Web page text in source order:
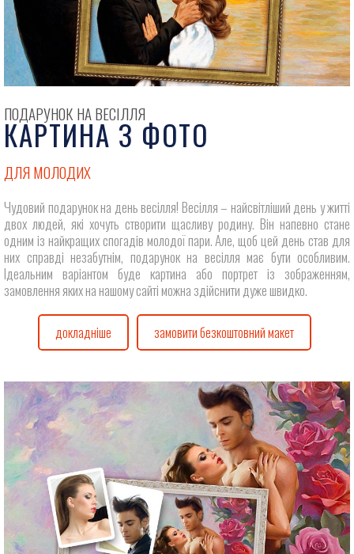
ПОДАРУНОК НА ВЕСІЛЛЯ
КАРТИНА З ФОТО
ДЛЯ МОЛОДИХ
Чудовий подарунок на день весілля! Весілля – найсвітліший день у житті
двох людей, які хочуть створити щасливу родину. Він напевно стане
одним із найкращих спогадів молодої пари. Але, щоб цей день став для
них справді незабутнім, подарунок на весілля має бути особливим.
Ідеальним варіантом буде картина або портрет із зображенням,
замовлення яких на нашому сайті можна здійснити дуже швидко.
докладніше замовити безкоштовний макет